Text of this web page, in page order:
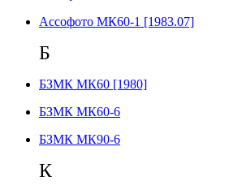
Ассофото МК60-1 [1983.07]
Б
БЗМК МК60 [1980]
БЗМК МК60-6
БЗМК МК90-6
К